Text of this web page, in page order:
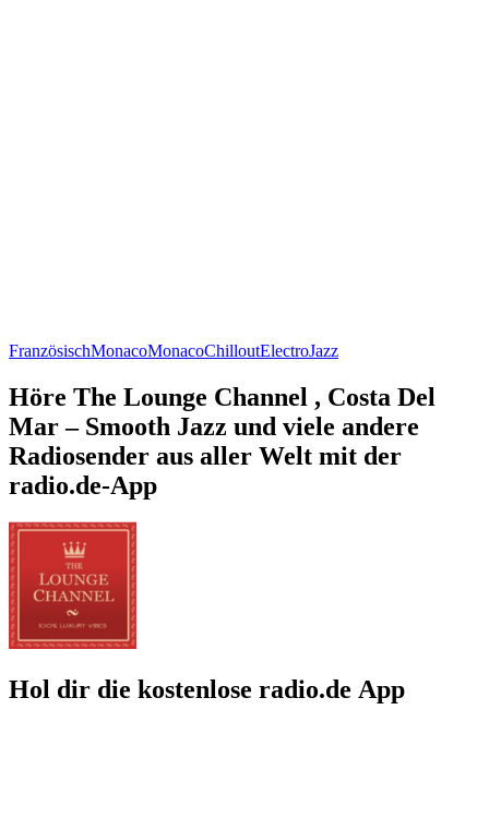
FranzösischMonacoMonacoChilloutElectroJazz
Höre The Lounge Channel , Costa Del
Mar – Smooth Jazz und viele andere
Radiosender aus aller Welt mit der
radio.de-App
Hol dir die kostenlose radio.de App